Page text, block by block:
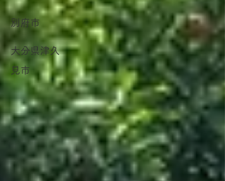
別府市
大分県津久
見市